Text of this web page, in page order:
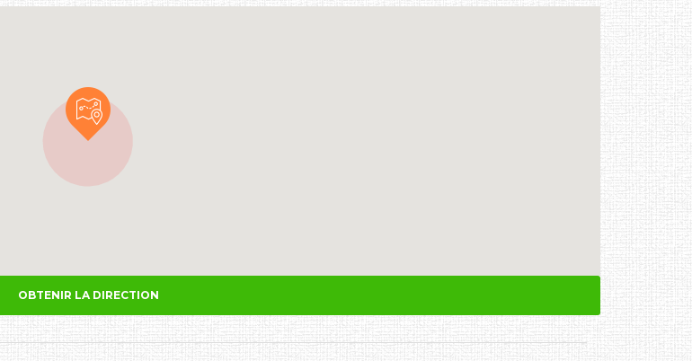
OBTENIR LA DIRECTION